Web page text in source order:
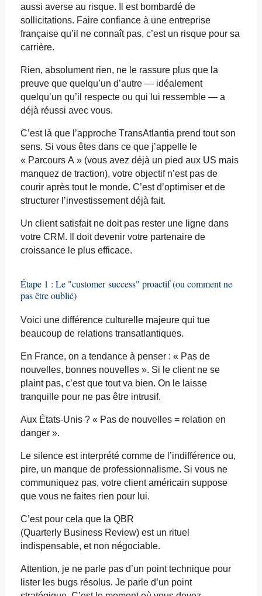
aussi averse au risque. Il est bombardé de
sollicitations. Faire confiance à une entreprise
française qu’il ne connaît pas, c’est un risque pour sa
carrière.
Rien, absolument rien, ne le rassure plus que la
preuve que quelqu’un d’autre — idéalement
quelqu’un qu’il respecte ou qui lui ressemble — a
déjà réussi avec vous.
C’est là que l’approche TransAtlantia prend tout son
sens. Si vous êtes dans ce que j’appelle le
« Parcours A » (vous avez déjà un pied aux US mais
manquez de traction), votre objectif n’est pas de
courir après tout le monde. C’est d’optimiser et de
structurer l’investissement déjà fait.
Un client satisfait ne doit pas rester une ligne dans
votre CRM. Il doit devenir votre partenaire de
croissance le plus efficace.
Étape 1 : Le "customer success" proactif (ou comment ne
pas être oublié)
Voici une différence culturelle majeure qui tue
beaucoup de relations transatlantiques.
En France, on a tendance à penser : « Pas de
nouvelles, bonnes nouvelles ». Si le client ne se
plaint pas, c’est que tout va bien. On le laisse
tranquille pour ne pas être intrusif.
Aux États-Unis ? « Pas de nouvelles = relation en
danger ».
Le silence est interprété comme de l’indifférence ou,
pire, un manque de professionnalisme. Si vous ne
communiquez pas, votre client américain suppose
que vous ne faites rien pour lui.
C’est pour cela que la QBR
(QuarterlyBusiness Review) est un rituel
indispensable, et non négociable.
Attention, je ne parle pas d’un point technique pour
lister les bugs résolus. Je parle d’un point